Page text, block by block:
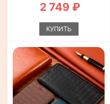
2 749 ₽
КУПИТЬ